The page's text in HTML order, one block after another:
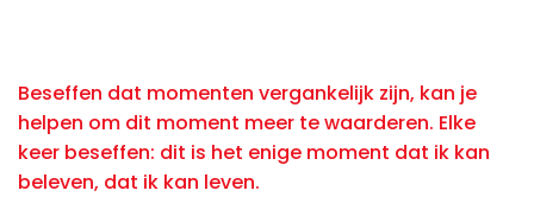
Beseffen dat momenten vergankelijk zijn, kan je
helpen om dit moment meer te waarderen. Elke
keer beseffen: dit is het enige moment dat ik kan
beleven, dat ik kan leven.